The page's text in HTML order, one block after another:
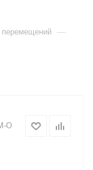
перемещений —
O